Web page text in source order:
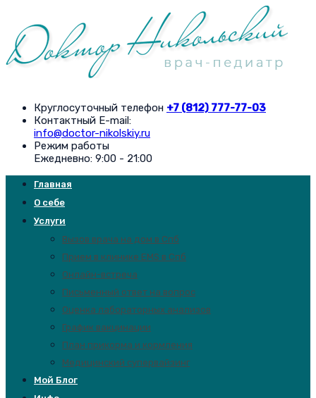
Круглосуточный телефон +7 (812) 777-77-03
Контактный E-mail:
info@doctor-nikolskiy.ru
Режим работы
Ежедневно: 9:00 - 21:00
Главная
О себе
Услуги
Вызов врача на дом в Спб
Прием в клинике EMS в Спб
Онлайн-встреча
Письменный ответ на вопрос
Оценка лабораторных анализов
График вакцинации
План прикорма и кормления
Медицинский супервайзинг
Мой Блог